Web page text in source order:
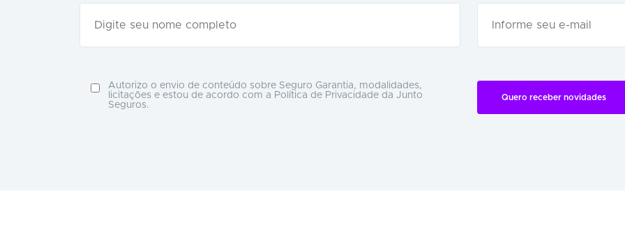
Autorizo o envio de conteúdo sobre Seguro Garantia, modalidades,
licitações e estou de acordo com a Política de Privacidade da Junto
Seguros.